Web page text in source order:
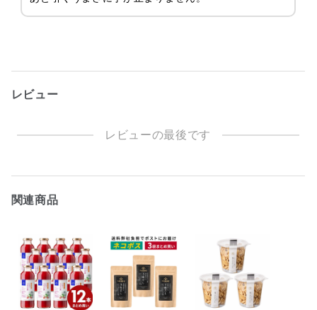
レビュー
レビューの最後です
関連商品